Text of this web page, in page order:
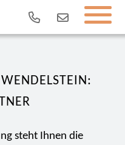
steht Ihnen die